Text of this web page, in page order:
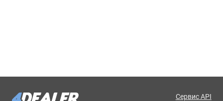
Сервис API